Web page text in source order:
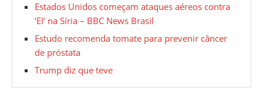
Estados Unidos começam ataques aéreos contra
‘EI’ na Síria – BBC News Brasil
Estudo recomenda tomate para prevenir câncer
de próstata
Trump diz que teve